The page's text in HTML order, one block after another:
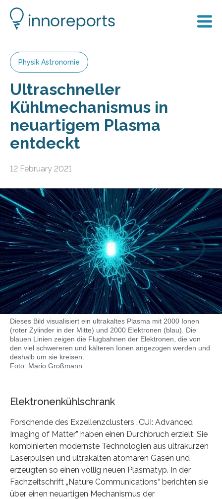
Physik Astronomie
Ultraschneller
Kühlmechanismus in
neuartigem Plasma
entdeckt
12 February 2021
Dieses Bild visualisiert ein ultrakaltes Plasma mit 2000 Ionen
(roter Zylinder in der Mitte) und 2000 Elektronen (blau). Die
blauen Linien zeigen die Flugbahnen der Elektronen, die von
den viel schwereren und kälteren Ionen angezogen werden und
deshalb um sie kreisen.
Foto: Mario Großmann
Elektronenkühlschrank
Forschende des Exzellenzclusters „CUI: Advanced
Imaging of Matter” haben einen Durchbruch erzielt: Sie
kombinierten modernste Technologien aus ultrakurzen
Laserpulsen und ultrakalten atomaren Gasen und
erzeugten so einen völlig neuen Plasmatyp. In der
Fachzeitschrift „Nature Communications“ berichten sie
über einen neuartigen Mechanismus der